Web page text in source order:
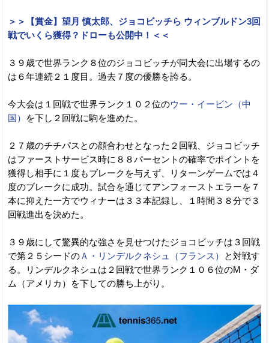
＞＞【賞金】望月 慎太郎、ジョコビッチら ウィンブルドン3回
戦でいくら獲得？ドローも公開中！＜＜
３９歳で世界ランク８位のジョコビッチが同大会に出場するの
は６年連続２１度目。過去７度の優勝を誇る。
今大会は１回戦で世界ランク１０２位のウー・イービン（中
国）
を下し２回戦に駒を進めた。
２７歳のチチパスとの顔合わせとなった２回戦、ジョコビッチ
はファーストサービス時に８８パーセントの確率でポイントを
獲得し相手に１度もブレークを与えず、リターンゲームでは４
度のブレークに成功。試合を通じてアンフォーストエラーを７
本に抑えた一方でウィナーは３３本記録し、１時間３８分で３
回戦進出を決めた。
３９歳にして驚異的な強さを見せつけたジョコビッチは３回戦
で第２５シードのＡ・リンデルクネシュ（フランス）
と対戦す
る。リンデルクネシュは２回戦で世界ランク１０６位のM・ダ
ム（アメリカ）を下しての勝ち上がり。